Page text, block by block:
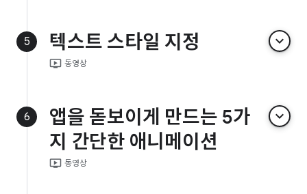
5 텍스트 스타일 지정 keyboard_arrow_down
ondemand_video 동영상
6
앱을 돋보이게 만드는 5가
지 간단한 애니메이션
keyboard_arrow_down
ondemand_video 동영상